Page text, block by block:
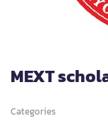
MEXT
Categories